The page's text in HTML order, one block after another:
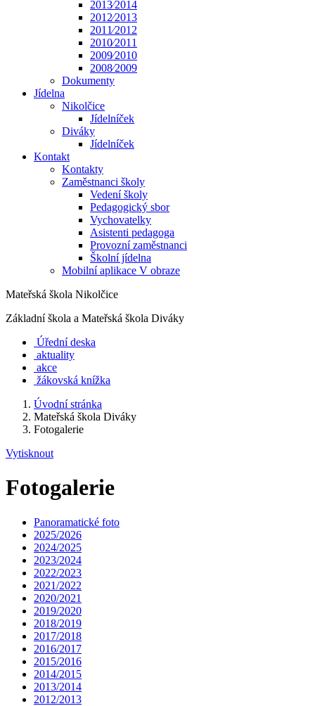
2013⁄2014
2012⁄2013
2011⁄2012
2010⁄2011
2009⁄2010
2008⁄2009
Dokumenty
Jídelna
Nikolčice
Jídelníček
Diváky
Jídelníček
Kontakt
Kontakty
Zaměstnanci školy
Vedení školy
Pedagogický sbor
Vychovatelky
Asistenti pedagoga
Provozní zaměstnanci
Školní jídelna
Mobilní aplikace V obraze
Mateřská škola Nikolčice
Základní škola a Mateřská škola Diváky
Úřední deska
aktuality
akce
žákovská knížka
Úvodní stránka
Mateřská škola Diváky
Fotogalerie
Vytisknout
Fotogalerie
Panoramatické foto
2025/2026
2024/2025
2023/2024
2022/2023
2021/2022
2020/2021
2019/2020
2018/2019
2017/2018
2016/2017
2015/2016
2014/2015
2013/2014
2012/2013